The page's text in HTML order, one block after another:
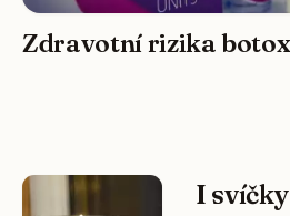
Zdravotní rizika
I